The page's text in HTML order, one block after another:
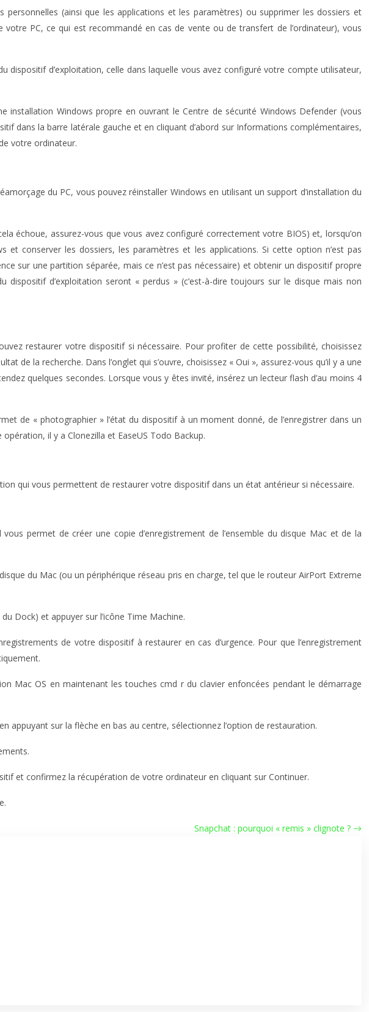
(ainsi que les applications et les paramètres) ou supprimer les dossiers et
PC, ce qui est recommandé en cas de vente ou de transfert de l’ordinateur), vous
d’exploitation, celle dans laquelle vous avez configuré votre compte utilisateur,
Windows propre en ouvrant le Centre de sécurité Windows Defender (vous
dans la barre latérale gauche et en cliquant d’abord sur Informations complémentaires,
votre ordinateur.
du PC, vous pouvez réinstaller Windows en utilisant un support d’installation du
échoue, assurez-vous que vous avez configuré correctement votre BIOS) et, lorsqu’on
et conserver les dossiers, les paramètres et les applications. Si cette option n’est pas
sur une partition séparée, mais ce n’est pas nécessaire) et obtenir un dispositif propre
d’exploitation seront « perdus » (c’est-à-dire toujours sur le disque mais non
restaurer votre dispositif si nécessaire. Pour profiter de cette possibilité, choisissez
de la recherche. Dans l’onglet qui s’ouvre, choisissez « Oui », assurez-vous qu’il y a une
quelques secondes. Lorsque vous y êtes invité, insérez un lecteur flash d’au moins 4
de « photographier » l’état du dispositif à un moment donné, de l’enregistrer dans un
il y a Clonezilla et EaseUS Todo Backup.
qui vous permettent de restaurer votre dispositif dans un état antérieur si nécessaire.
permet de créer une copie d’enregistrement de l’ensemble du disque Mac et de la
du Mac (ou un périphérique réseau pris en charge, tel que le routeur AirPort Extreme
Dock) et appuyer sur l’icône Time Machine.
de votre dispositif à restaurer en cas d’urgence. Pour que l’enregistrement
Mac OS en maintenant les touches cmd r du clavier enfoncées pendant le démarrage
appuyant sur la flèche en bas au centre, sélectionnez l’option de restauration.
et confirmez la récupération de votre ordinateur en cliquant sur Continuer.
Snapchat : pourquoi « remis » clignote ?